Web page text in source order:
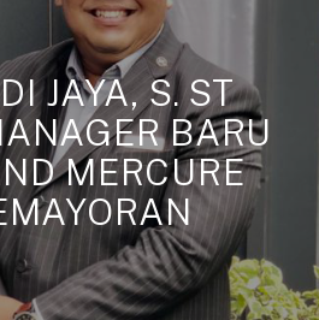
JAYA, S. ST
BARU
MERCURE